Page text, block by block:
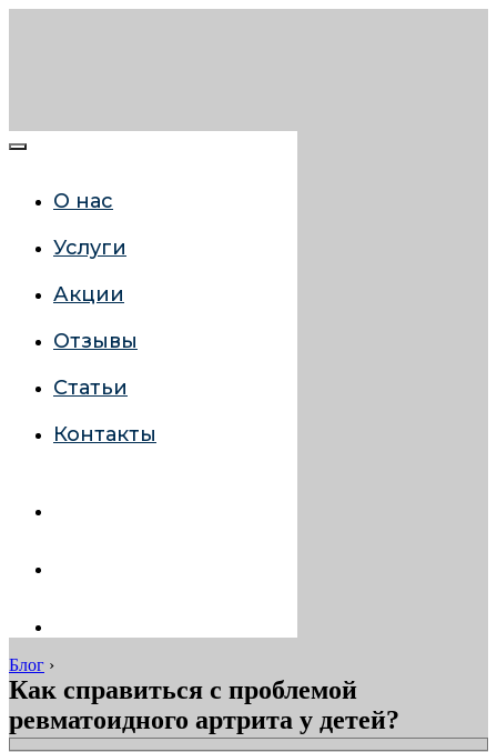
О нас
Услуги
Акции
Отзывы
Статьи
Контакты
Блог ›
Как справиться с проблемой
ревматоидного артрита у детей?